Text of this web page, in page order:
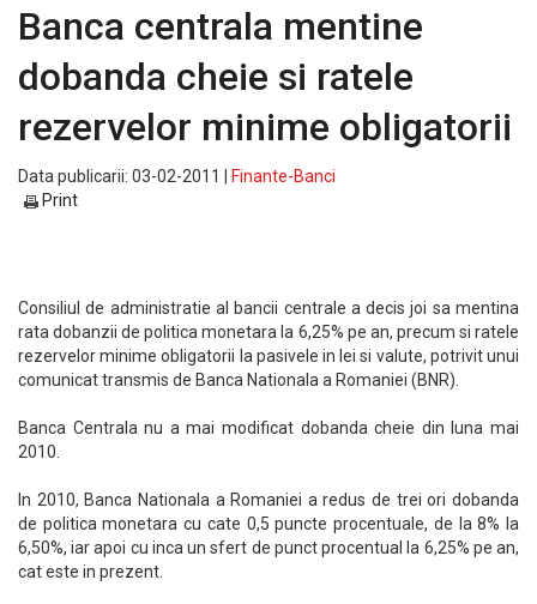
Banca centrala mentine
dobanda cheie si ratele
rezervelor minime obligatorii
Data publicarii: 03-02-2011 |
Finante-Banci
Print
Consiliul de administratie al bancii centrale a decis joi sa mentina
rata dobanzii de politica monetara la 6,25% pe an, precum si ratele
rezervelor minime obligatorii la pasivele in lei si valute, potrivit unui
comunicat transmis de Banca Nationala a Romaniei (BNR).
Banca Centrala nu a mai modificat dobanda cheie din luna mai
2010.
In 2010, Banca Nationala a Romaniei a redus de trei ori dobanda
de politica monetara cu cate 0,5 puncte procentuale, de la 8% la
6,50%, iar apoi cu inca un sfert de punct procentual la 6,25% pe an,
cat este in prezent.